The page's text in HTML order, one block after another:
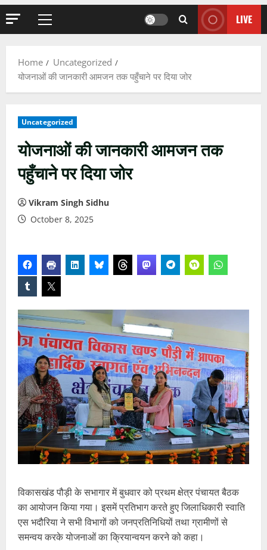
Primary
LIVE
Home
Uncategorized
योजनाओं की जानकारी आमजन तक पहुँचाने पर दिया जोर
Uncategorized
योजनाओं की जानकारी आमजन तक
पहुँचाने पर दिया जोर
Vikram Singh Sidhu
October 8, 2025
विकासखंड पौड़ी के सभागार में बुधवार को प्रथम क्षेत्र पंचायत बैठक
का आयोजन किया गया। इसमें प्रतिभाग करते हुए जिलाधिकारी स्वाति
एस भदौरिया ने सभी विभागों को जनप्रतिनिधियों तथा ग्रामीणों से
समन्वय करके योजनाओं का क्रियान्वयन करने को कहा।